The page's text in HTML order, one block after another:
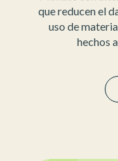
que reducen el
uso de
hechos